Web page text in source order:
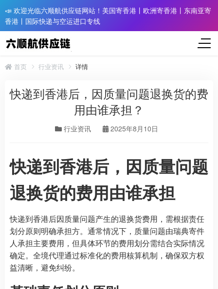
📣 欢迎光临六顺航供应链网站！美国寄香港丨欧洲寄香港丨东南亚寄
香港丨国际快递与空运进口专线
首页 行业资讯 详情
快递到香港后，因质量问题退换货的费
用由谁承担？​
行业资讯 2025年8月10日
快递到香港后，因质量问题
退换货的费用由谁承担
快递到香港后因质量问题产生的退换货费用，需根据责任
划分原则明确承担方。通常情况下，质量问题由瑞典寄件
人承担主要费用，但具体环节的费用划分需结合实际情况
确定。全境代理通过标准化的费用核算机制，确保双方权
益清晰，避免纠纷。